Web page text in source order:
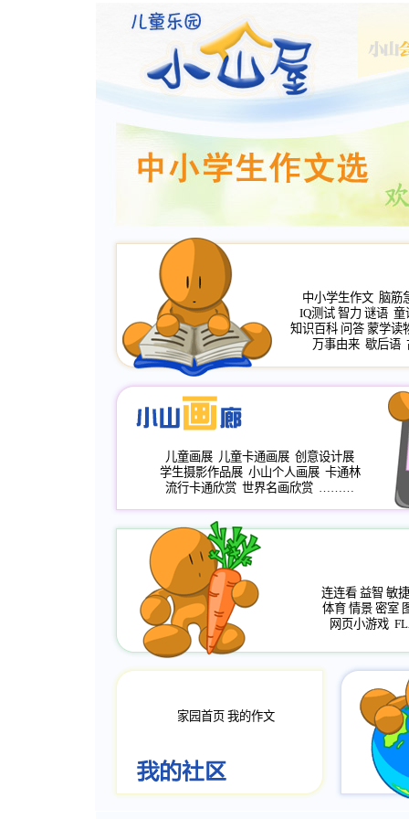
中小学生作文 脑筋
IQ测试 智力 谜语 童
知识百科 问答 蒙学读
万事由来 歇后语
儿童画展 儿童卡通画展 创意设计展
学生摄影作品展 小山个人画展 卡通林
流行卡通欣赏 世界名画欣赏 ………
连连看 益智 敏捷
体育 情景 密室
网页小游戏
家园首页 我的作文